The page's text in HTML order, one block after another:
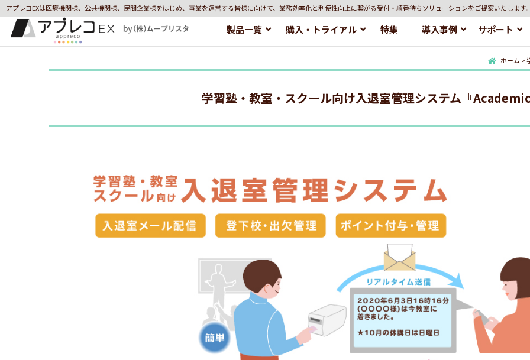
アプレコEXは医療機関様、公共機関様、民間企業様をはじめ、事業を運営する皆様に向けて、業務効率化と利便性向上に繋がる受付・順番待ちソリューションをご提案いたします。
製品一覧 購入・トライアル 特集 導入事例 サポート
ホーム >
学習塾・教室・スクール向け入退室管理システム『